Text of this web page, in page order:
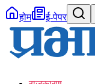
होम ई-पेपर